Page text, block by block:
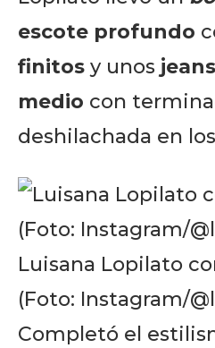
escote profundo
finitos y unos
medio con
deshilachada en
Luisana Lopilato
(Foto: Instagram/
Completó el